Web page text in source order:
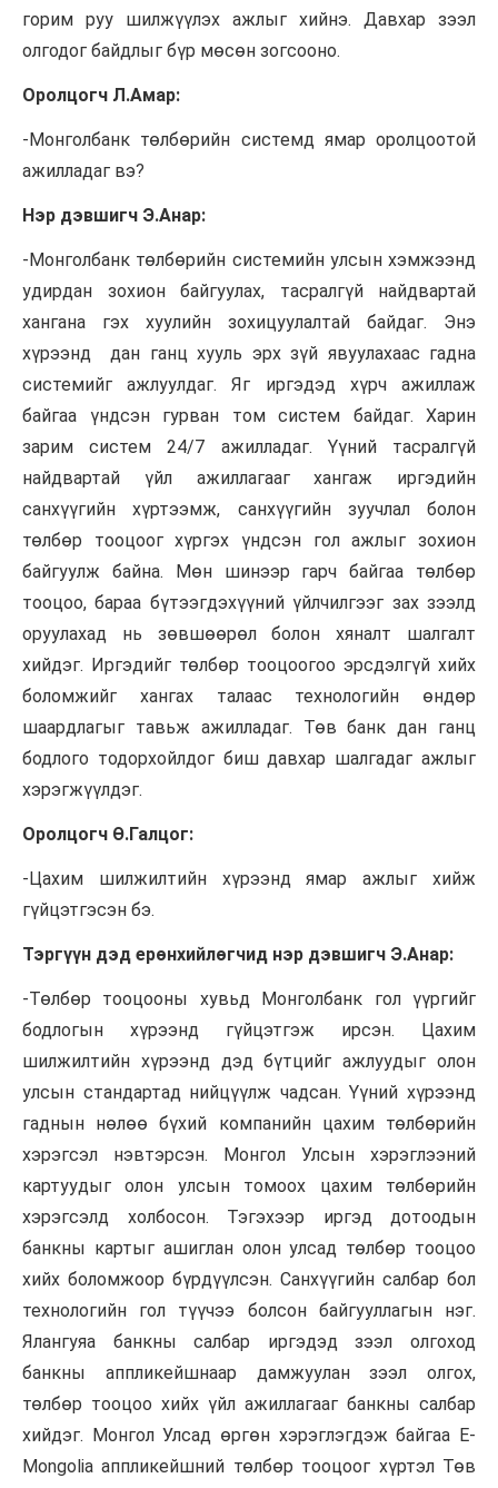
горим руу шилжүүлэх ажлыг хийнэ. Давхар зээл
олгодог байдлыг бүр мөсөн зогсооно.
Оролцогч Л.Амар:
-Монголбанк төлбөрийн системд ямар оролцоотой
ажилладаг вэ?
Нэр дэвшигч Э.Анар:
-Монголбанк төлбөрийн системийн улсын хэмжээнд
удирдан зохион байгуулах, тасралгүй найдвартай
хангана гэх хуулийн зохицуулалтай байдаг. Энэ
хүрээнд дан ганц хууль эрх зүй явуулахаас гадна
системийг ажлуулдаг. Яг иргэдэд хүрч ажиллаж
байгаа үндсэн гурван том систем байдаг. Харин
зарим систем 24/7 ажилладаг. Үүний тасралгүй
найдвартай үйл ажиллагааг хангаж иргэдийн
санхүүгийн хүртээмж, санхүүгийн зуучлал болон
төлбөр тооцоог хүргэх үндсэн гол ажлыг зохион
байгуулж байна. Мөн шинээр гарч байгаа төлбөр
тооцоо, бараа бүтээгдэхүүний үйлчилгээг зах зээлд
оруулахад нь зөвшөөрөл болон хяналт шалгалт
хийдэг. Иргэдийг төлбөр тооцоогоо эрсдэлгүй хийх
боломжийг хангах талаас технологийн өндөр
шаардлагыг тавьж ажилладаг. Төв банк дан ганц
бодлого тодорхойлдог биш давхар шалгадаг ажлыг
хэрэгжүүлдэг.
Оролцогч Ө.Галцог:
-Цахим шилжилтийн хүрээнд ямар ажлыг хийж
гүйцэтгэсэн бэ.
Тэргүүн дэд ерөнхийлөгчид нэр дэвшигч Э.Анар:
-Төлбөр тооцооны хувьд Монголбанк гол үүргийг
бодлогын хүрээнд гүйцэтгэж ирсэн. Цахим
шилжилтийн хүрээнд дэдбүтцийг ажлуудыг олон
улсын стандартад нийцүүлж чадсан. Үүний хүрээнд
гаднын нөлөө бүхий компанийн цахим төлбөрийн
хэрэгсэл нэвтэрсэн. Монгол Улсын хэрэглээний
картуудыг олон улсын томоох цахим төлбөрийн
хэрэгсэлд холбосон. Тэгэхээр иргэд дотоодын
банкны картыг ашиглан олон улсад төлбөр тооцоо
хийх боломжоор бүрдүүлсэн. Санхүүгийн салбар бол
технологийн гол түүчээ болсон байгууллагын нэг.
Ялангуяа банкны салбар иргэдэд зээл олгоход
банкны аппликейшнаар дамжуулан зээл олгох,
төлбөр тооцоо хийх үйл ажиллагааг банкны салбар
хийдэг. Монгол Улсад өргөн хэрэглэгдэж байгаа E-
Mongolia аппликейшний төлбөр тооцоог хүртэл Төв